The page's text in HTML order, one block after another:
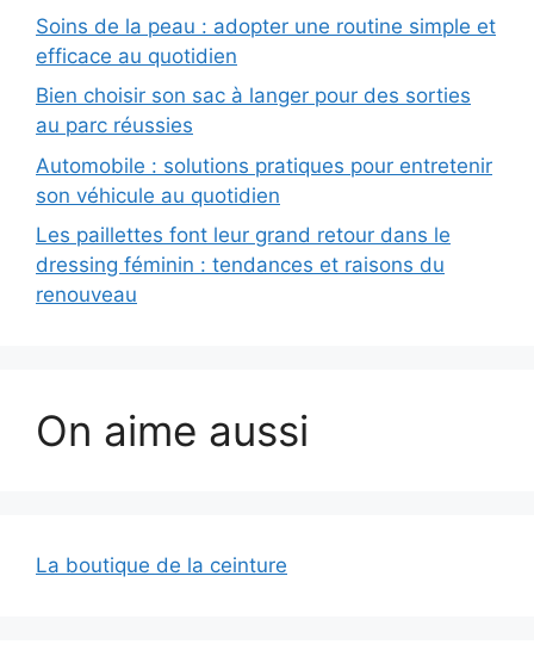
Soins de la peau : adopter une routine simple et
efficace au quotidien
Bien choisir son sac à langer pour des sorties
au parc réussies
Automobile : solutions pratiques pour entretenir
son véhicule au quotidien
Les paillettes font leur grand retour dans le
dressing féminin : tendances et raisons du
renouveau
On aime aussi
La boutique de la ceinture